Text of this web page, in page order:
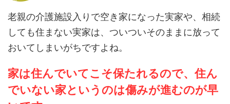
老親の介護施設入りで空き家になった実家や、相続
しても住まない実家は、ついついそのままに放って
おいてしまいがちですよね。
家は住んでいてこそ保たれるので、住ん
でいない家というのは傷みが進むのが早